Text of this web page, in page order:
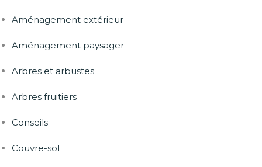
Aménagement extérieur
Aménagement paysager
Arbres et arbustes
Arbres fruitiers
Conseils
Couvre-sol